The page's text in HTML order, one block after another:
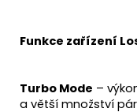
Funkce zařízení
Turbo Mode –
a větší množství